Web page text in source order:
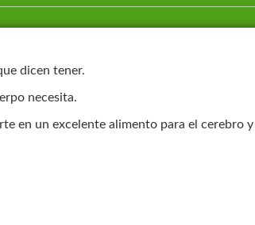
dicen tener.
necesita.
en un excelente alimento para el cerebro